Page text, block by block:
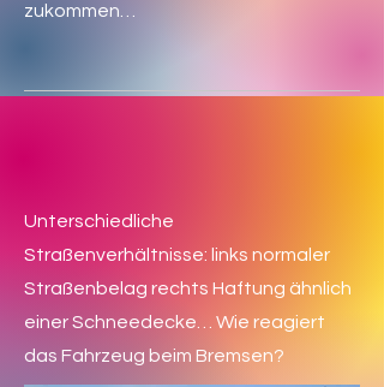
zukommen…
Unterschiedliche
Straßenverhältnisse: links normaler
Straßenbelag rechts Haftung ähnlich
einer Schneedecke… Wie reagiert
das Fahrzeug beim Bremsen?